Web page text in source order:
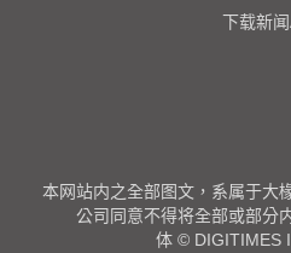
下载新
本网站内之全部图文，系属于大
公司同意不得将全部或部分
体 © DIGITIMES